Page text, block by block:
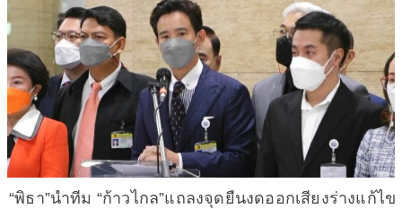
“พิธา”นำทีม “ก้าวไกล”แถลงจุดยืนงดออกเสียงร่างแก้ไข